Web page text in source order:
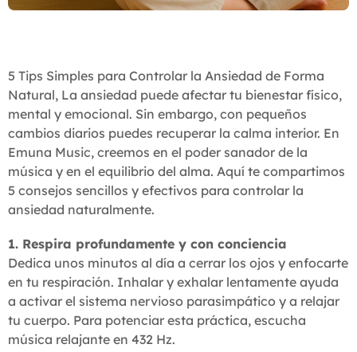
5 Tips Simples para Controlar la Ansiedad de Forma
Natural, La ansiedad puede afectar tu bienestar físico,
mental y emocional. Sin embargo, con pequeños
cambios diarios puedes recuperar la calma interior. En
Emuna Music, creemos en el poder sanador de la
música y en el equilibrio del alma. Aquí te compartimos
5 consejos sencillos y efectivos para controlar la
ansiedad naturalmente.
1. Respira profundamente y con conciencia
Dedica unos minutos al día a cerrar los ojos y enfocarte
en tu respiración. Inhalar y exhalar lentamente ayuda
a activar el sistema nervioso parasimpático y a relajar
tu cuerpo. Para potenciar esta práctica, escucha
música relajante en 432 Hz.